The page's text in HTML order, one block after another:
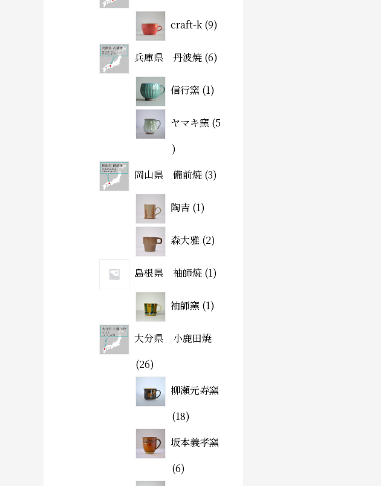
craft-k 9
兵庫県 丹波焼 6
信行窯 1
ヤマキ窯 5
岡山県 備前焼 3
陶吉 1
森大雅 2
島根県 袖師焼 1
袖師窯 1
大分県 小鹿田焼
26
柳瀬元寿窯
18
坂本義孝窯
6